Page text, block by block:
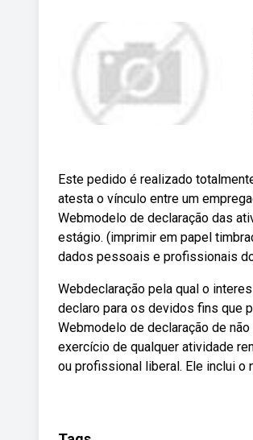
Este pedido é realizado
atesta o vínculo entre um
Webmodelo de declaração das
estágio. (imprimir em papel
dados pessoais e profissionais
Webdeclaração pela qual o
declaro para os devidos fins que
Webmodelo de declaração de
exercício de qualquer atividade
ou profissional liberal. Ele inclui o